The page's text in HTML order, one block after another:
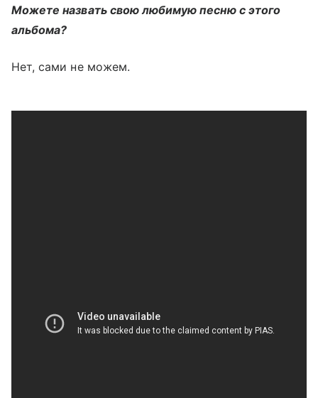
Можете назвать свою любимую песню с этого
альбома?
Нет, сами не можем.